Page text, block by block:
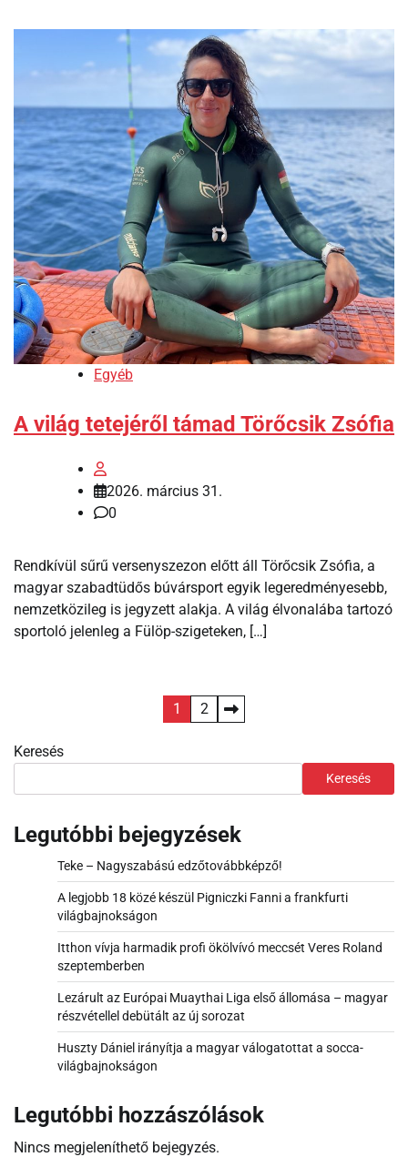
Egyéb
A világ tetejéről támad Törőcsik Zsófia
2026. március 31.
0
Rendkívül sűrű versenyszezon előtt áll Törőcsik Zsófia, a
magyar szabadtüdős búvársport egyik legeredményesebb,
nemzetközileg is jegyzett alakja. A világ élvonalába tartozó
sportoló jelenleg a Fülöp-szigeteken, […]
lapozása
1 2
Keresés
Keresés
Legutóbbi bejegyzések
Teke – Nagyszabású edzőtovábbképző!
A legjobb 18 közé készül Pigniczki Fanni a frankfurti
világbajnokságon
Itthon vívja harmadik profi ökölvívó meccsét Veres Roland
szeptemberben
Lezárult az Európai Muaythai Liga első állomása – magyar
részvétellel debütált az új sorozat
Huszty Dániel irányítja a magyar válogatottat a socca-
világbajnokságon
Legutóbbi hozzászólások
Nincs megjeleníthető bejegyzés.